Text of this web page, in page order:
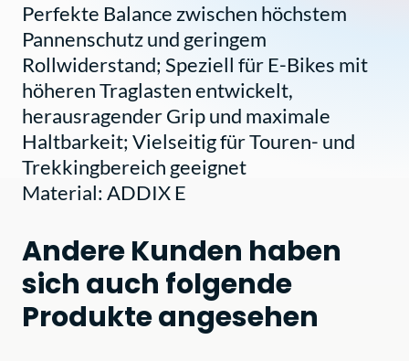
Perfekte Balance zwischen höchstem
Pannenschutz und geringem
Rollwiderstand; Speziell für E-Bikes mit
höheren Traglasten entwickelt,
herausragender Grip und maximale
Haltbarkeit; Vielseitig für Touren- und
Trekkingbereich geeignet
Material: ADDIX E
Andere Kunden haben
sich auch folgende
Produkte angesehen